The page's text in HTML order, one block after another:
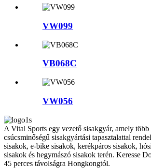
VW099
VB068C
VW056
A Vital Sports egy vezető sisakgyár, amely
csúcsminőségű sisakgyártási tapasztalattal
sisakok, e-bike sisakok, kerékpáros sisakok,
sisakok és hegymászó sisakok terén. Keresse
45 perces távolságra Hongkongtól.